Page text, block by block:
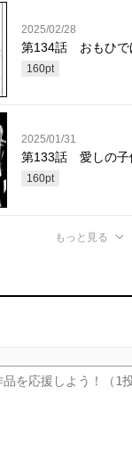
2025/02/28
第134話 おもひで
160pt
2025/01/31
第133話 愛しの子
160pt
もっと見る